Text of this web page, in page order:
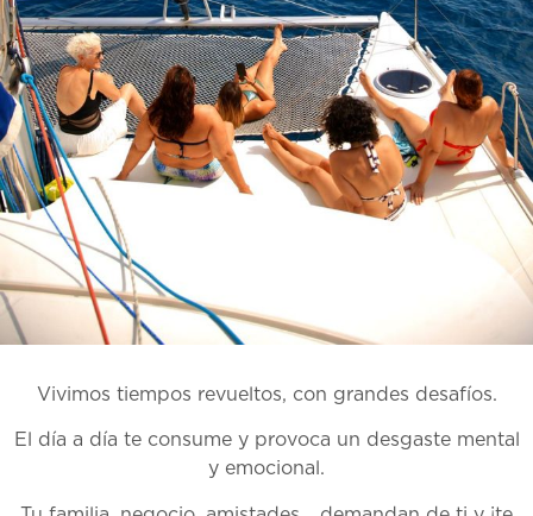
Vivimos tiempos revueltos, con grandes desafíos.
El día a día te consume y provoca un desgaste mental
y emocional.